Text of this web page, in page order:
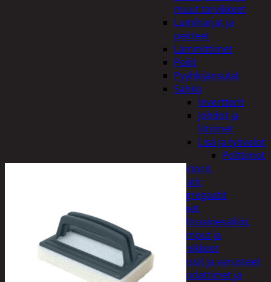
muut tarvikkeet
Lumiharjat ja
peitteet
Lämmittimet
Peilit
Pyyhkijänsulat
Sähkö
Invertterit
Johdot ja
liittimet
Lisä ja työvalot
Polttimot
Irtomoottorit,
aggregaatit
Aggregaatit
Lisälaitteet
Polttoainesäiliöt,
pumput ja
tarvikkeet
Vinssit ja varusteet
Öljyt, suodattimet ja